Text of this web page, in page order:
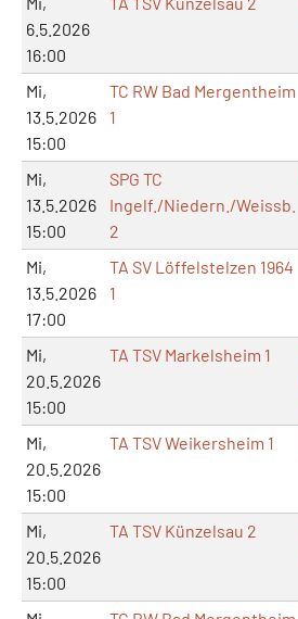
6.5.2026
16:00
Mi,
13.5.2026
15:00
TC RW Bad Mergentheim
1
Mi,
13.5.2026
15:00
SPG TC
Ingelf./Niedern./Weissb.
2
Mi,
13.5.2026
17:00
TA SV Löffelstelzen 1964
1
Mi,
20.5.2026
15:00
TA TSV Markelsheim 1
Mi,
20.5.2026
15:00
TA TSV Weikersheim 1
Mi,
20.5.2026
15:00
TA TSV Künzelsau 2